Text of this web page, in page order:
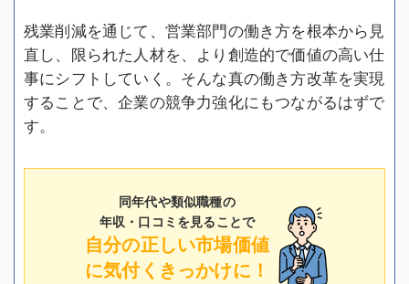
残業削減を通じて、営業部門の働き方を根本から見
直し、限られた人材を、より創造的で価値の高い仕
事にシフトしていく。そんな真の働き方改革を実現
することで、企業の競争力強化にもつながるはずで
す。
同年代や類似職種の
年収・口コミを見ることで
自分の正しい市場価値
に気付くきっかけに！